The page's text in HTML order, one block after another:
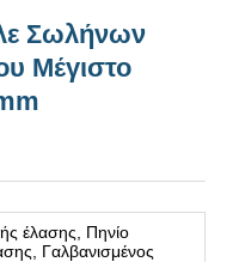
Σωλήνων
Μέγιστο
έλασης, Πηνίο
Γαλβανισμένος